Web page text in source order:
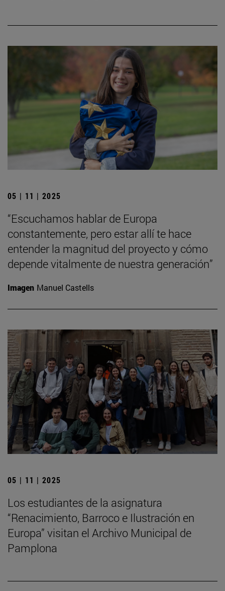
05 | 11 | 2025
“Escuchamos hablar de Europa
constantemente, pero estar allí te hace
entender la magnitud del proyecto y cómo
depende vitalmente de nuestra generación”
Imagen Manuel Castells
05 | 11 | 2025
Los estudiantes de la asignatura
“Renacimiento, Barroco e Ilustración en
Europa” visitan el Archivo Municipal de
Pamplona